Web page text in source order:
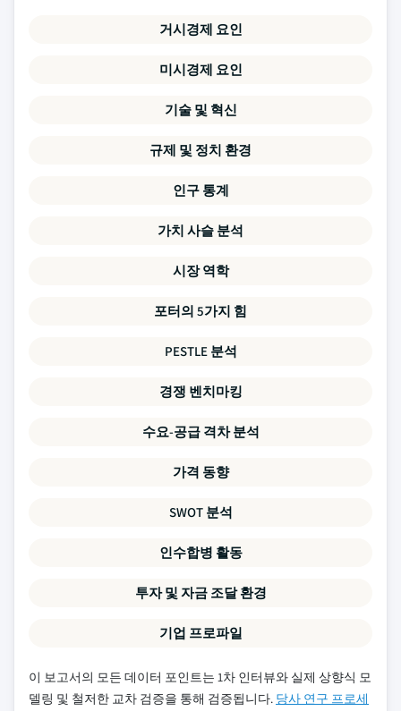
거시경제 요인
미시경제 요인
기술 및 혁신
규제 및 정치 환경
인구 통계
가치 사슬 분석
시장 역학
포터의 5가지 힘
PESTLE 분석
경쟁 벤치마킹
수요-공급 격차 분석
가격 동향
SWOT 분석
인수합병 활동
투자 및 자금 조달 환경
기업 프로파일
이 보고서의 모든 데이터 포인트는 1차 인터뷰와 실제 상향식 모
델링 및 철저한 교차 검증을 통해 검증됩니다. 당사 연구 프로세